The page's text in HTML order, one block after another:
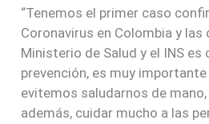
“Tenemos el primer caso
Coronavirus en Colombia y
Ministerio de Salud y el INS es
prevención, es muy
evitemos saludarnos de
además, cuidar mucho a las